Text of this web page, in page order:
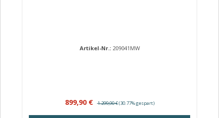
Artikel-Nr.: 209041MW
Verkaufspreis:
899,90 € Regulärer Preis:
1.299,90 €(30.77% gespart)